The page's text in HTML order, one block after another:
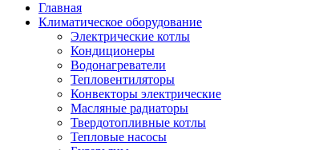
Главная
Климатическое оборудование
Электрические котлы
Кондиционеры
Водонагреватели
Тепловентиляторы
Конвекторы электрические
Масляные радиаторы
Твердотопливные котлы
Тепловые насосы